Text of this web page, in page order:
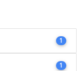
1
1